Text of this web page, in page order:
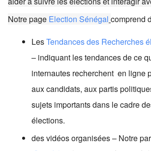
Notre page Election Sénégal comprend
LesTendances des Recherches
– indiquant les tendances de ce
internautes recherchent  en ligne
aux candidats, aux partis
sujets importants dans le cadre
élections.
des vidéos organisées – Notre